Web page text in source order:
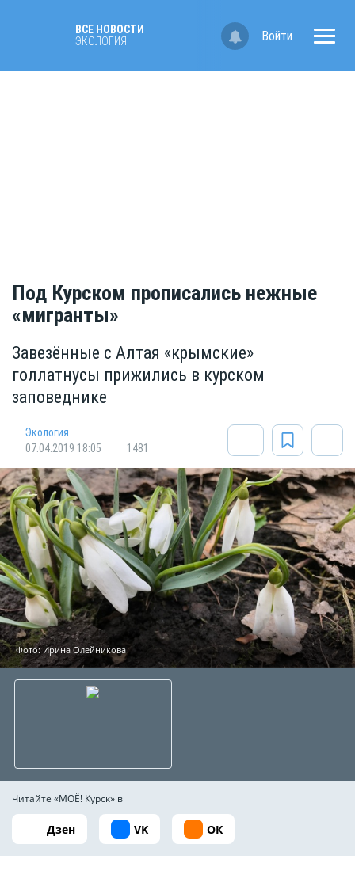
ВСЕ НОВОСТИ
ЭКОЛОГИЯ
Войти
Под Курском прописались нежные
«мигранты»
Завезённые с Алтая «крымские»
голлатнусы прижились в курском
заповеднике
Экология
07.04.2019 18:05
1481
Фото: Ирина Олейникова
Читайте «МОЁ! Курск» в
Дзен VK ОК